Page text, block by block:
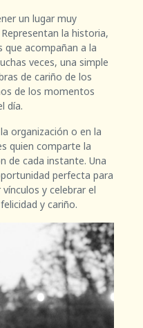
un lugar muy
la historia,
que acompañan a la
veces, una simple
de cariño de los
de los momentos
día.
organización o en la
quien comparte la
de cada instante. Una
perfecta para
y celebrar el
y cariño.